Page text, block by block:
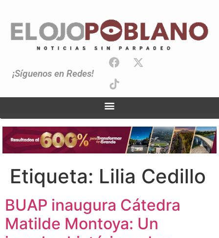
¡Síguenos en Redes!
Etiqueta: Lilia Cedillo
BUAP inaugura Cátedra
Matilde Montoya: Un